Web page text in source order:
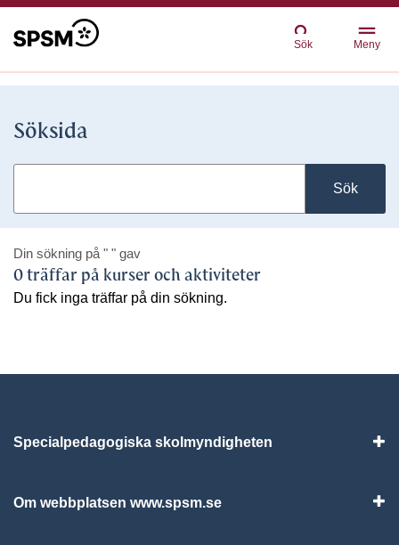
Sök Meny
Söksida
Sök
Din sökning på " " gav
0 träffar på kurser och aktiviteter
Du fick inga träffar på din sökning.
Specialpedagogiska skolmyndigheten
Om webbplatsen www.spsm.se